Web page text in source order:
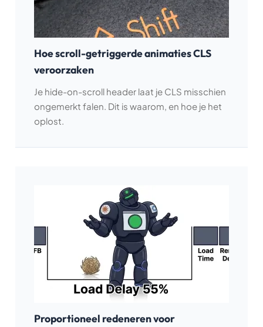
Hoe scroll-getriggerde animaties CLS
veroorzaken
Je hide-on-scroll header laat je CLS misschien
ongemerkt falen. Dit is waarom, en hoe je het
oplost.
Proportioneel redeneren voor